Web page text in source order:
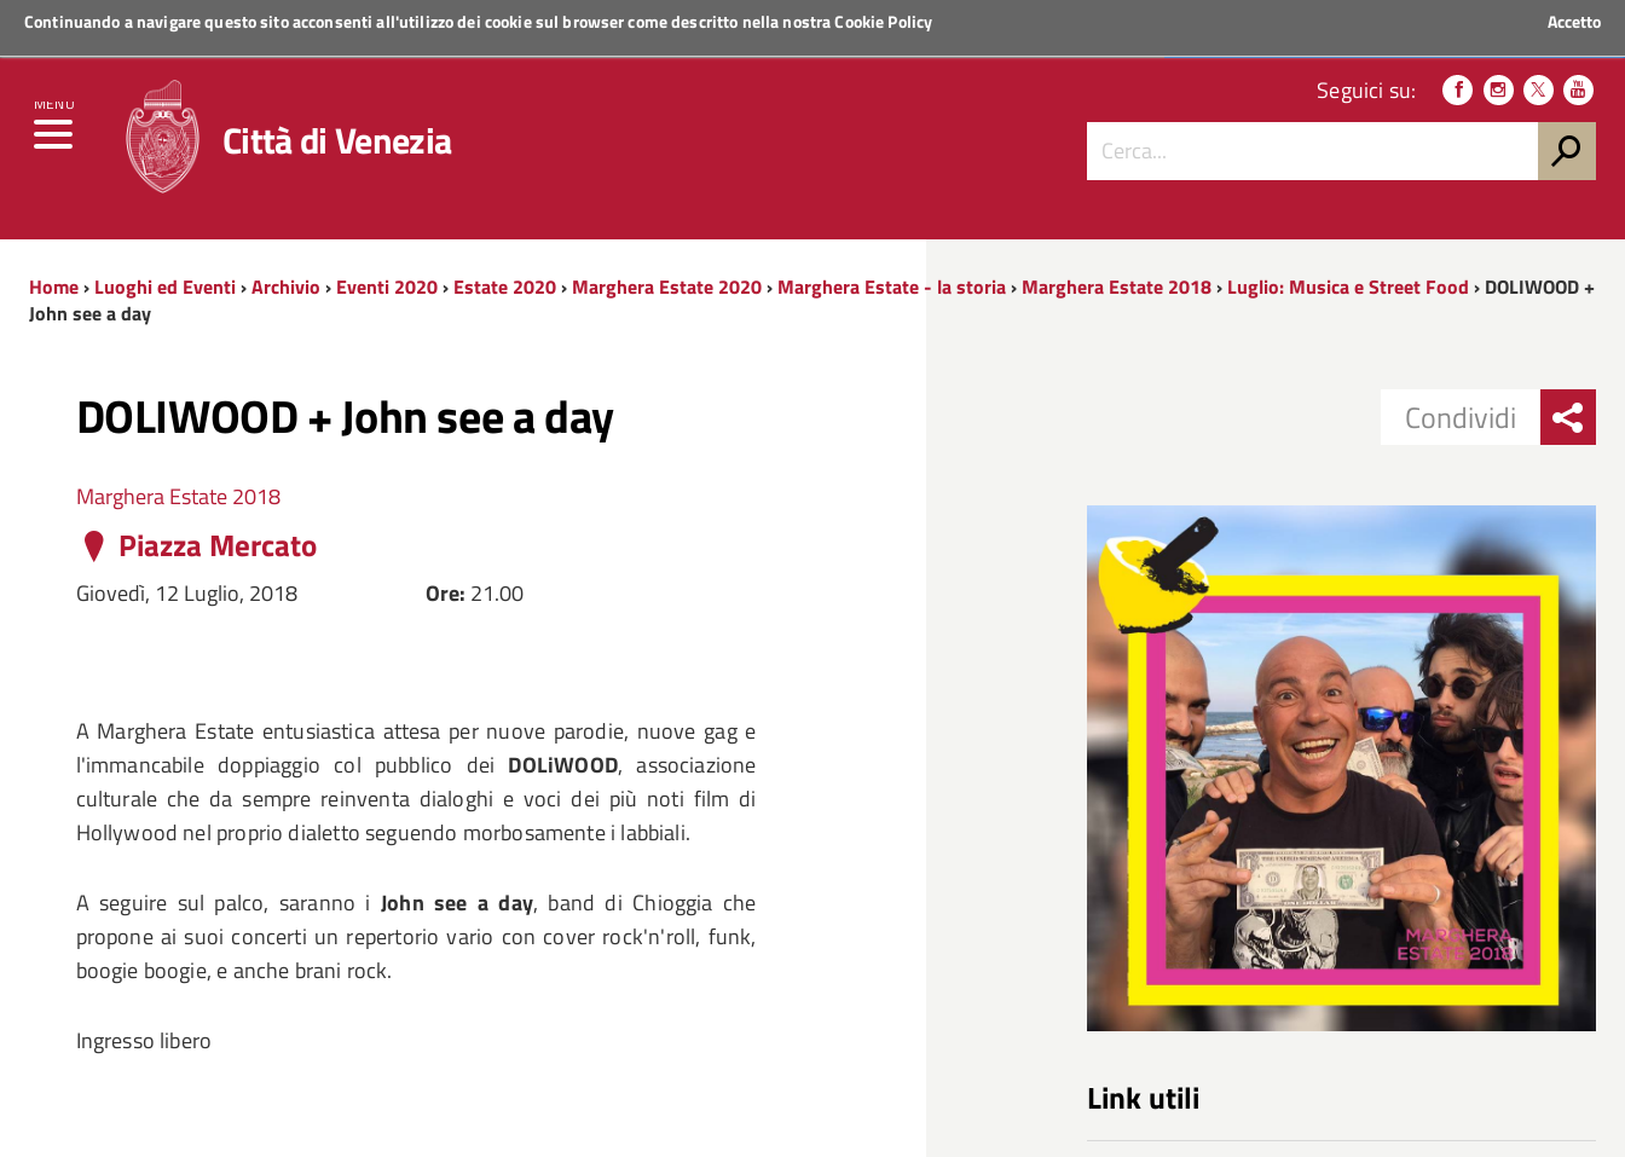
Continuando a navigare questo sito acconsenti all'utilizzo dei cookie sul browser come descritto nella nostraCookie Policy Accetto
MENU
Regione Veneto
Città di Venezia
Seguici su:
Home› Luoghi ed Eventi›Archivio › Eventi 2020› Estate 2020› Marghera Estate 2020› Marghera Estate - la storia› Marghera Estate 2018› Luglio: Musica e Street Food › DOLIWOOD +
John see a day
DOLIWOOD + John see a day
Marghera Estate 2018
Piazza Mercato
Giovedì, 12 Luglio, 2018 Ore: 21.00
A Marghera Estate entusiastica attesa per nuove parodie, nuove gag e
l'immancabile doppiaggio col pubblico dei DOLiWOOD, associazione
culturale che da sempre reinventa dialoghi e voci dei più noti film di
Hollywood nel proprio dialetto seguendo morbosamente i labbiali.
A seguire sul palco, saranno i John see a day, band di Chioggia che
propone ai suoi concerti un repertorio vario con cover rock'n'roll, funk,
boogie boogie, e anche brani rock.
Ingresso libero
Condividi
Link utili